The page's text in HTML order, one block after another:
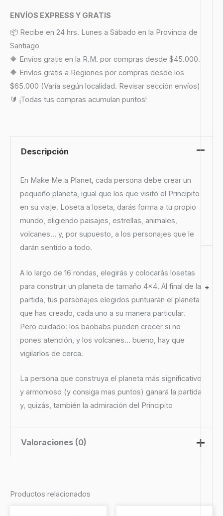
+
ENVÍOS EXPRESS Y GRATIS
📦 Recibe en 24 hrs. Lunes a Sábado en la Provincia de
Santiago
🔶 Envíos gratis en la R.M. por compras desde $45.000.
🔶 Envíos gratis a Regiones por compras desde los
$65.000 (Varía según localidad. Revisar sección envíos)
🔰 ¡Todas tus compras acumulan puntos!
Descripción
En Make Me a Planet, cada persona debe crear un
pequeño planeta, igual que los que visitó el Principito
en su viaje. Loseta a loseta, darás forma a tu propio
mundo, eligiendo paisajes, estrellas, animales,
volcanes… y, por supuesto, a los personajes que le
darán sentido a todo.
A lo largo de 16 rondas, elegirás y colocarás losetas
para construir un planeta de tamaño 4×4. Al final de la
partida, tus personajes elegidos puntuarán el planeta
que has creado, cada uno a su manera particular.
Pero cuidado: los baobabs pueden crecer si no
pones atención, y los volcanes… bueno, hay que
vigilarlos de cerca.
La persona que construya el planeta más significativo
y armonioso (y consiga mas puntos) ganará la partida
y, quizás, también la admiración del Principito
Valoraciones (0)
Productos relacionados